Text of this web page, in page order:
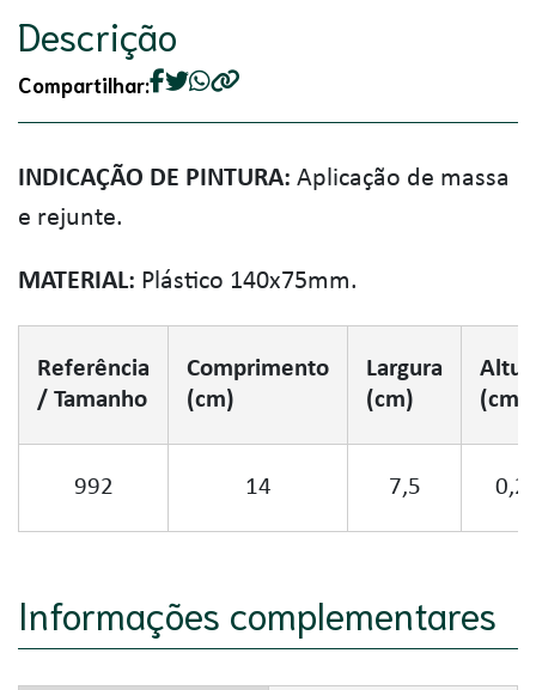
Descrição
Compartilhar:
INDICAÇÃO DE PINTURA: Aplicação de massa
e rejunte.
MATERIAL: Plástico 140x75mm.
Referência
/ Tamanho
Comprimento
(cm)
Largura
(cm)
(cm)
992 14 7,5 0,2
Informações complementares